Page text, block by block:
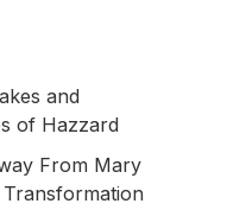
and
of Hazzard
From Mary
Transformation